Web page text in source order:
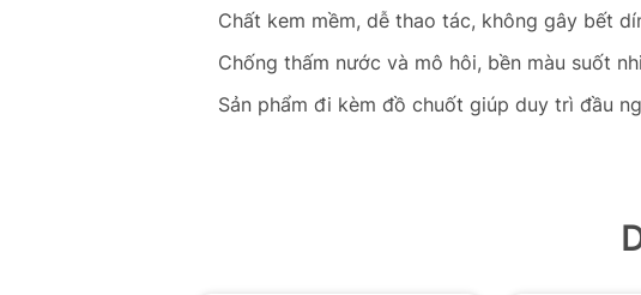
Chất kem mềm, dễ thao tác, không gây bết
Chống thấm nước và mô hôi, bền màu suốt
Sản phẩm đi kèm đồ chuốt giúp duy trì đầu